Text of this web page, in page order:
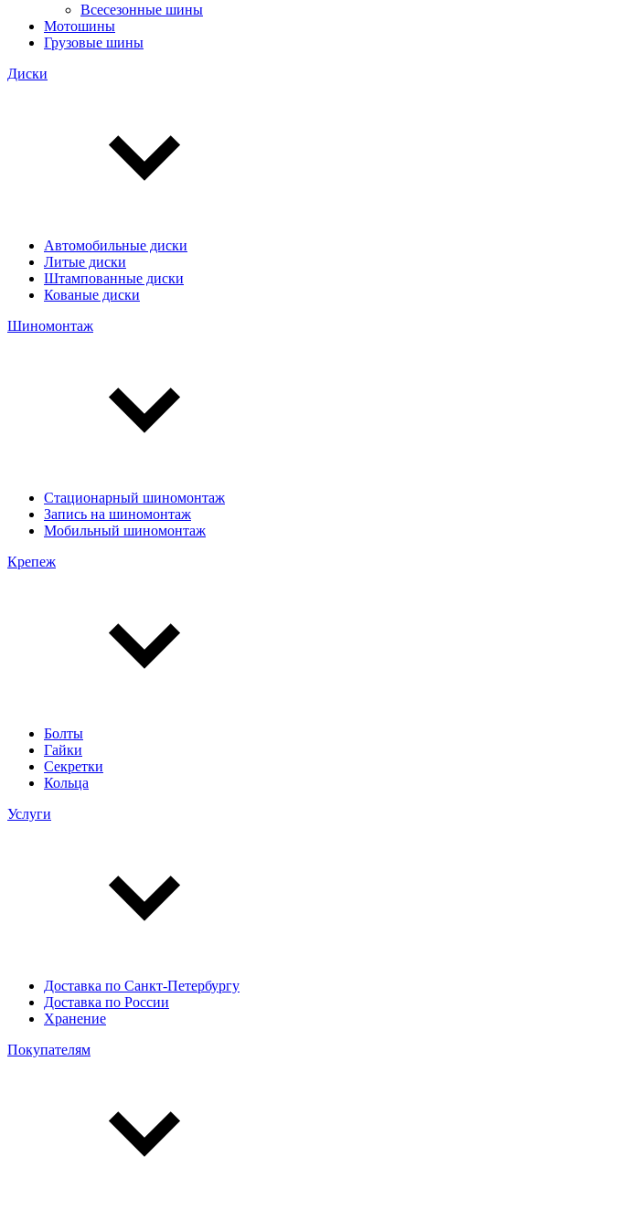
Всесезонные шины
Мотошины
Грузовые шины
Диски
Автомобильные диски
Литые диски
Штампованные диски
Кованые диски
Шиномонтаж
Стационарный шиномонтаж
Запись на шиномонтаж
Мобильный шиномонтаж
Крепеж
Болты
Гайки
Секретки
Кольца
Услуги
Доставка по Санкт-Петербургу
Доставка по России
Хранение
Покупателям